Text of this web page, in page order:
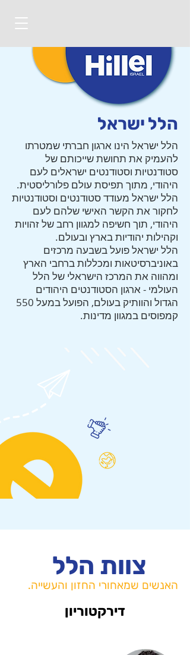
הלל ישראל
הלל ישראל הינו ארגון חברתי שמטרתו
להעמיק את תחושת שייכותם של
סטודנטיות וסטודנטים ישראלים לעם
היהודי, מתוך תפיסת עולם פלורליסטית.
הלל ישראל מעודד סטודנטים וסטודנטיות
לחקור את הקשר האישי שלהם לעם
היהודי, תוך חשיפה למגוון רחב של זהויות
וקהילות יהודיות בארץ ובעולם.
הלל ישראל פועל בשבעה מרכזים
באוניברסיטאות ומכללות ברחבי הארץ
ומהווה את המרכז הישראלי של הלל
העולמי - ארגון הסטודנטים היהודים
הגדול והוותיק בעולם, הפועל במעל 550
קמפוסים במגוון מדינות.
צוות הלל
האנשים שמאחורי החזון והעשייה.
דירקטוריון